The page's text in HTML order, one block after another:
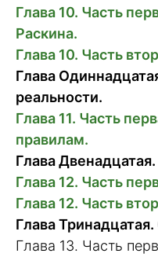
Глава 10. Часть
Раскина.
Глава 10. Часть
Глава
реальности.
Глава 11. Часть
правилам.
Глава
Глава 12. Часть
Глава 12. Часть
Глава
Глава 13. Часть